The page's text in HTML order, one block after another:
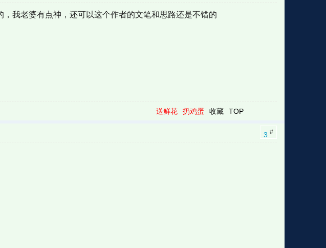
我老婆有点神，还可以这个作者的文笔和思路还是不错的
送鲜花 扔鸡蛋 收藏 TOP
3 #